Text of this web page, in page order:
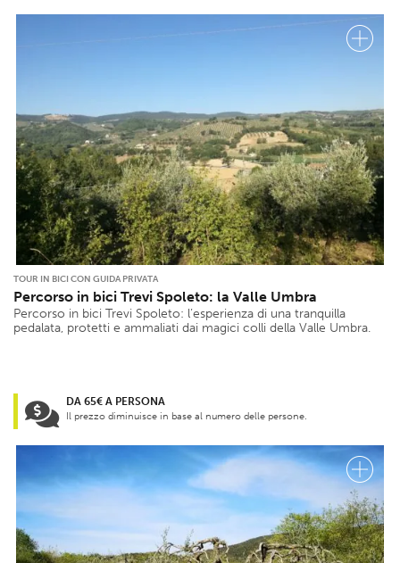
TOUR IN BICI CON GUIDA PRIVATA
Percorso in bici Trevi Spoleto: la Valle Umbra
Percorso in bici Trevi Spoleto: l’esperienza di una tranquilla
pedalata, protetti e ammaliati dai magici colli della Valle Umbra.
DA 65€ A PERSONA
Il prezzo diminuisce in base al numero delle persone.